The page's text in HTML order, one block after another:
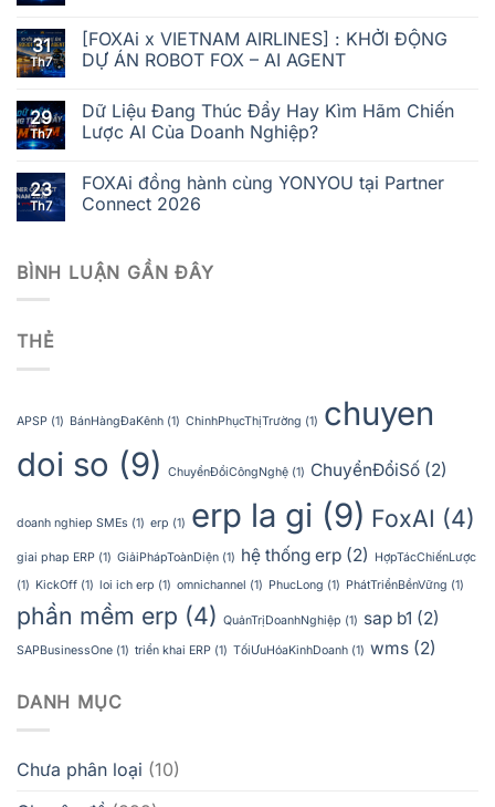
31
Th7
[FOXAi x VIETNAM AIRLINES] : KHỞI ĐỘNG
DỰ ÁN ROBOT FOX – AI AGENT
29
Th7
Dữ Liệu Đang Thúc Đẩy Hay Kìm Hãm Chiến
Lược AI Của Doanh Nghiệp?
23
Th7
FOXAi đồng hành cùng YONYOU tại Partner
Connect 2026
BÌNH LUẬN GẦN ĐÂY
THẺ
APSP (1) BánHàngĐaKênh (1) ChinhPhụcThịTrường (1) chuyen
doi so (9) ChuyểnĐổiCôngNghệ (1) ChuyểnĐổiSố (2)
doanh nghiep SMEs (1) erp (1) erp la gi (9) FoxAI (4)
giai phap ERP (1) GiảiPhápToànDiện (1) hệ thống erp (2)
HợpTácChiếnLược
(1) KickOff (1) loi ich erp (1) omnichannel (1) PhucLong (1) PhátTriểnBềnVững (1)
phần mềm erp (4) QuảnTrịDoanhNghiệp (1) sap b1 (2)
SAPBusinessOne (1) triển khai ERP (1) TốiƯuHóaKinhDoanh (1) wms (2)
DANH MỤC
Chưa phân loại (10)